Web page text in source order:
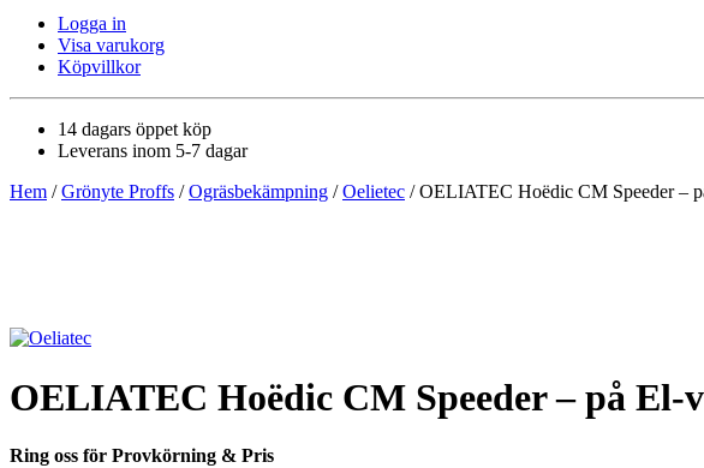
Logga in
Visa varukorg
Köpvillkor
14 dagars öppet köp
Leverans inom 5-7 dagar
Hem /Grönyte Proffs /Ogräsbekämpning /Oelietec / OELIATEC Hoëdic CM Speeder –
OELIATEC Hoëdic CM Speeder – på El-
Ring oss för Provkörning & Pris